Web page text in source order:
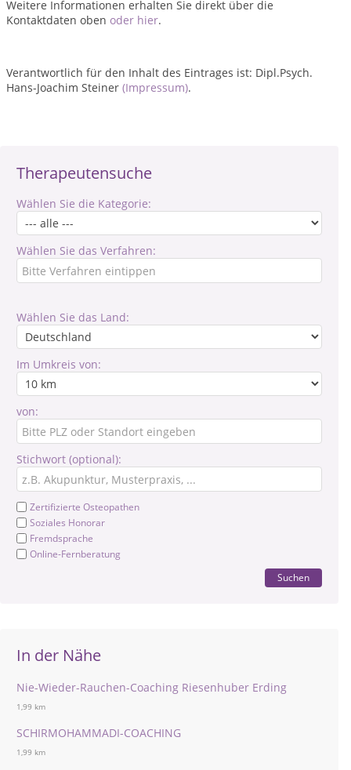
Therapeutensuche
Wählen Sie die Kategorie:
Wählen Sie das Verfahren:
Wählen Sie das Land:
Im Umkreis von:
von:
Stichwort (optional):
Zertifizierte Osteopathen
Soziales Honorar
Fremdsprache
Online-Fernberatung
Suchen
In der Nähe
Nie-Wieder-Rauchen-Coaching Riesenhuber Erding
1,99 km
SCHIRMOHAMMADI-COACHING
1,99 km
Weitere Informationen erhalten Sie direkt über die
Kontaktdaten oben oder hier.
Verantwortlich für den Inhalt des Eintrages ist: Dipl.Psych.
Hans-Joachim Steiner (Impressum).